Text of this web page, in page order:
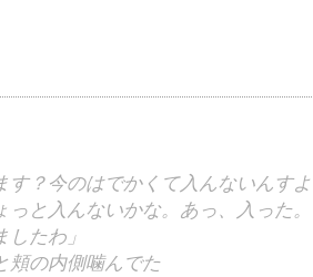
す？今のはでかくて入んないんすよ
と入んないかな。あっ、入った。
たわ」
頬の内側噛んでた